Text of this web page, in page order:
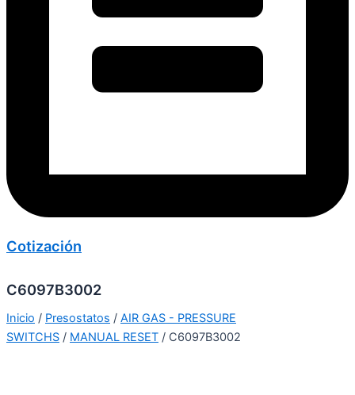
Cotización
C6097B3002
Inicio / Presostatos / AIR GAS - PRESSURE
SWITCHS / MANUAL RESET / C6097B3002